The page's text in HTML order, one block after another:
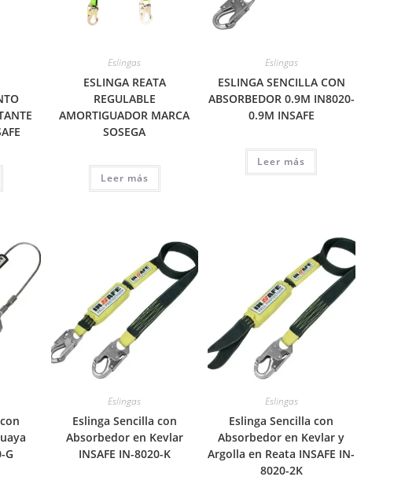
Eslingas
ESLINGA REATA
REGULABLE
AMORTIGUADOR MARCA
SOSEGA
Leer más
Eslingas
ESLINGA SENCILLA CON
ABSORBEDOR 0.9M IN8020-
0.9M INSAFE
Leer más
G
Eslingas
Eslinga Sencilla con
Absorbedor en Kevlar
INSAFE IN-8020-K
Eslingas
Eslinga Sencilla con
Absorbedor en Kevlar y
Argolla en Reata INSAFE IN-
8020-2K